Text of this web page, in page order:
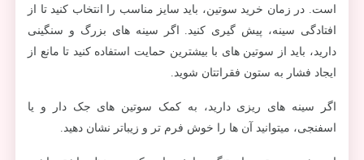
است. در زمان خرید سوتین، باید سایز مناسب را انتخاب کنید تا از
افتادگی سینه، پیش گیری کنید. اگر سینه های بزرگ و سنگینی
دارید، باید از سوتین های با بیشترین حمایت استفاده کنید تا مانع از
ایجاد فشار به ستون فقراتتان شوید.
اگر سینه های ریزی دارید، به کمک سوتین های جک دار و یا
اسفنجی، میتوانید آن ها را خوش فرم تر و زیباتر نشان دهید.